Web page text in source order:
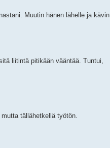
Muutin hänen lähelle ja kävin
liitintä pitikään vääntää. Tuntui,
tällähetkellä työtön.